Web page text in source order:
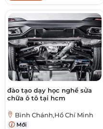
đào tạo dạy học nghề sửa
chữa ô tô tại hcm
Bình Chánh,Hồ Chí Minh
Mới